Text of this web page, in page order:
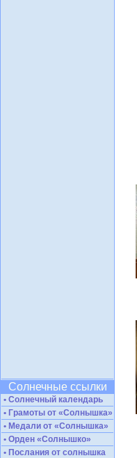
Солнечные ссылки
• Солнечный календарь
• Грамоты от «Солнышка»
• Медали от «Солнышка»
• Орден «Солнышко»
• Послания от солнышка